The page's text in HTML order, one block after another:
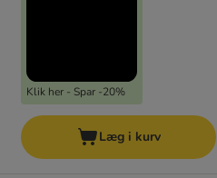
Klik her - Spar -20%
Læg i kurv